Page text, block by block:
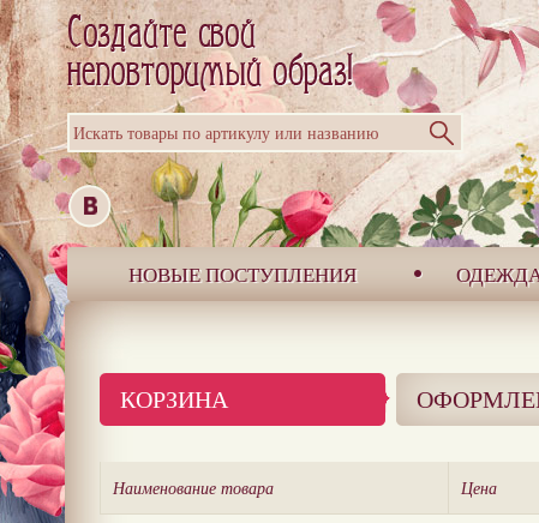
Искать товары по артикулу или названию
НОВЫЕ ПОСТУПЛЕНИЯ
КОРЗИНА
Наименование товара Цена